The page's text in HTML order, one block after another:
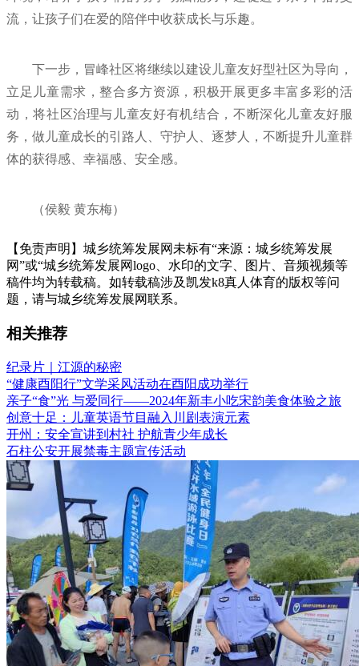
流，让孩子们在爱的陪伴中收获成长与乐趣。
下一步，冒峰社区将继续以建设儿童友好型社区为导向，
立足儿童需求，整合多方资源，积极开展更多丰富多彩的活
动，将社区治理与儿童友好有机结合，不断深化儿童友好服
务，做儿童成长的引路人、守护人、逐梦人，不断提升儿童群
体的获得感、幸福感、安全感。
（侯毅 黄东梅）
【免责声明】城乡统筹发展网未标有“来源：城乡统筹发展
网”或“城乡统筹发展网logo、水印的文字、图片、音频视频等
稿件均为转载稿。如转载稿涉及凯发k8真人体育的版权等问
题，请与城乡统筹发展网联系。
相关推荐
纪录片｜江源的秘密
“健康酉阳行”文学采风活动在酉阳成功举行
亲子“食”光 与爱同行——2024年新丰小吃宋韵美食体验之旅
创意十足：儿童英语节目融入川剧表演元素
开州：安全宣讲到村社 护航青少年成长
石柱公安开展禁毒主题宣传活动